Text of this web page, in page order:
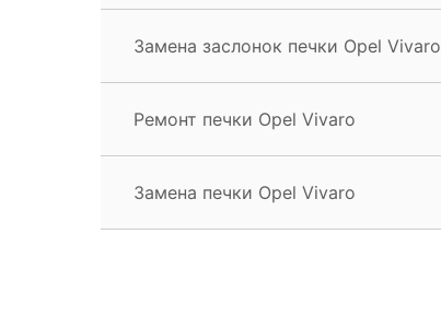
Замена заслонок печки Opel Vivaro
Ремонт печки Opel Vivaro
Замена печки Opel Vivaro